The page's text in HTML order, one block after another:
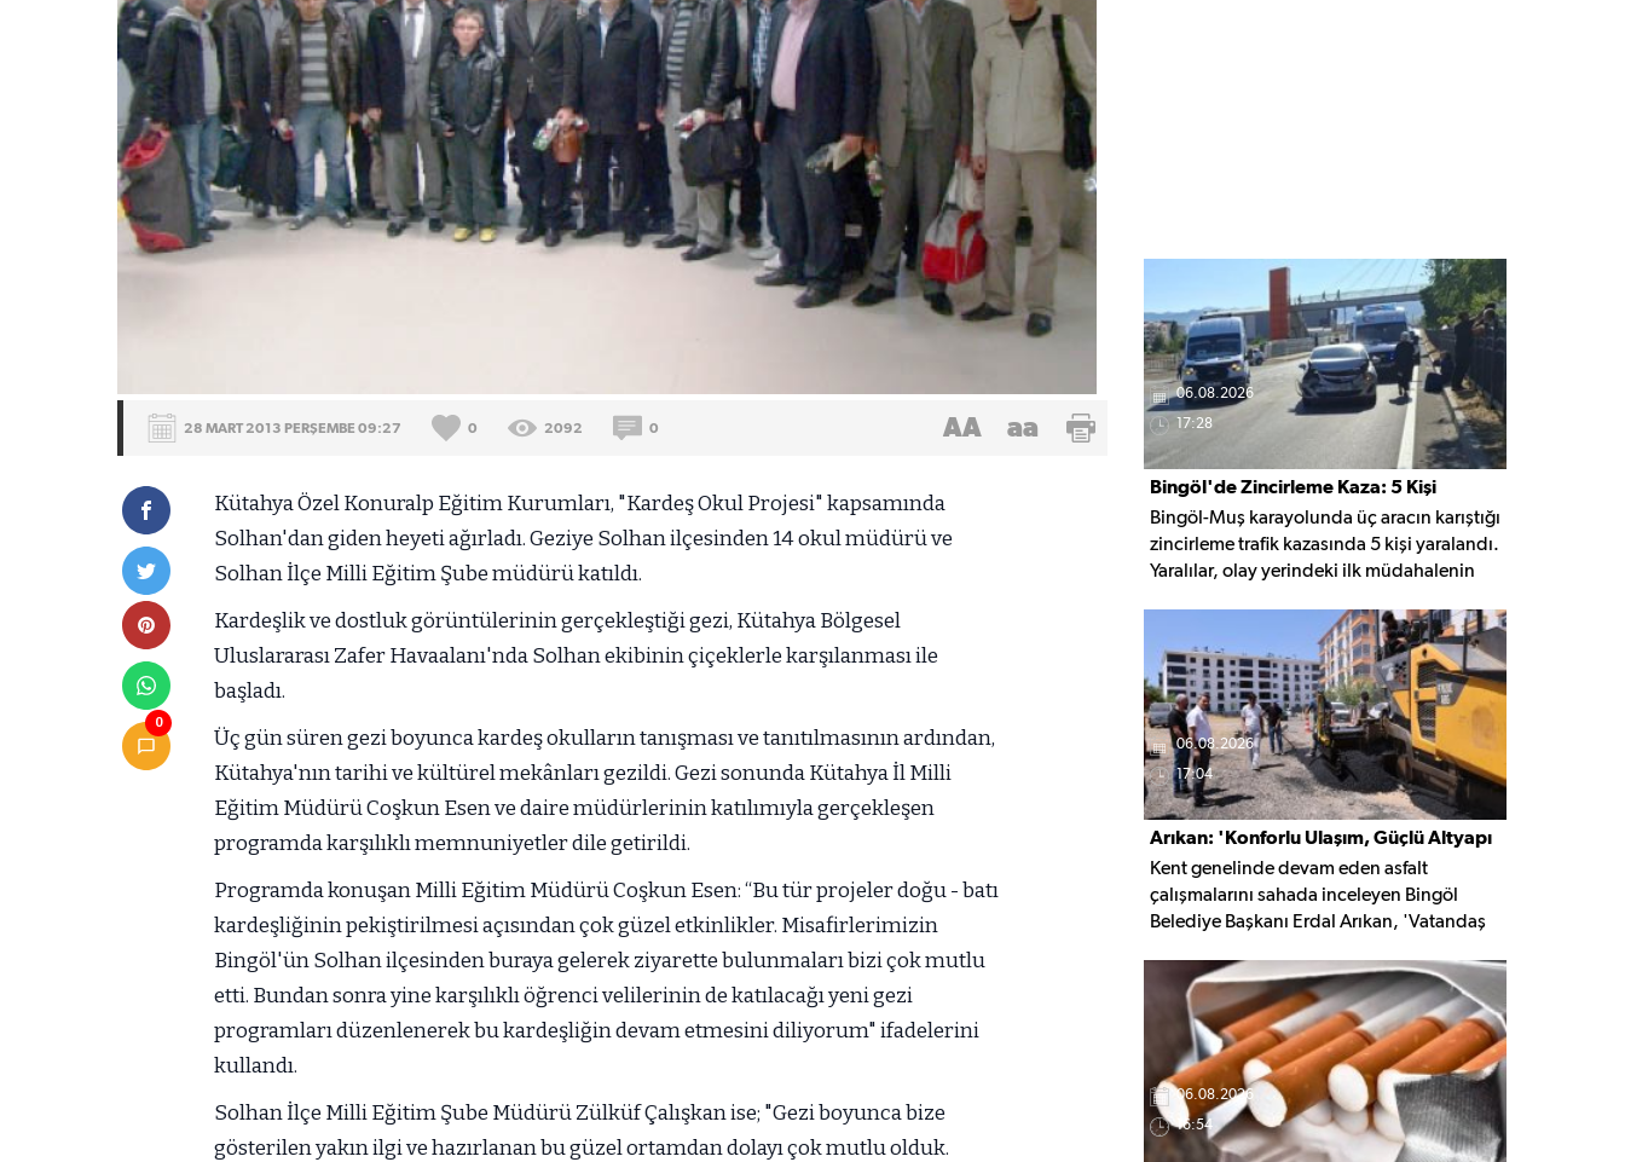
28 MART 2013 PERŞEMBE 09:27 0 2092 0 AA aa
0
Kütahya Özel Konuralp Eğitim Kurumları, "Kardeş Okul Projesi" kapsamında
Solhan'dan giden heyeti ağırladı. Geziye Solhan ilçesinden 14 okul müdürü ve
Solhan İlçe Milli Eğitim Şube müdürü katıldı.
Kardeşlik ve dostluk görüntülerinin gerçekleştiği gezi, Kütahya Bölgesel
Uluslararası Zafer Havaalanı'nda Solhan ekibinin çiçeklerle karşılanması ile
başladı.
Üç gün süren gezi boyunca kardeş okulların tanışması ve tanıtılmasının ardından,
Kütahya'nın tarihi ve kültürel mekânları gezildi. Gezi sonunda Kütahya İl Milli
Eğitim Müdürü Coşkun Esen ve daire müdürlerinin katılımıyla gerçekleşen
programda karşılıklı memnuniyetler dile getirildi.
Programda konuşan Milli Eğitim Müdürü Coşkun Esen: “Bu tür projeler doğu - batı
kardeşliğinin pekiştirilmesi açısından çok güzel etkinlikler. Misafirlerimizin
Bingöl'ün Solhan ilçesinden buraya gelerek ziyarette bulunmaları bizi çok mutlu
etti. Bundan sonra yine karşılıklı öğrenci velilerinin de katılacağı yeni gezi
programları düzenlenerek bu kardeşliğin devam etmesini diliyorum" ifadelerini
kullandı.
Solhan İlçe Milli Eğitim Şube Müdürü Zülküf Çalışkan ise; "Gezi boyunca bize
gösterilen yakın ilgi ve hazırlanan bu güzel ortamdan dolayı çok mutlu olduk.
06.08.2026
17:28
Bingöl'de Zincirleme Kaza: 5 Kişi
Yaralandı
Bingöl-Muş karayolunda üç aracın karıştığı
zincirleme trafik kazasında 5 kişi yaralandı.
Yaralılar, olay yerindeki ilk müdahalenin
06.08.2026
17:04
Arıkan: 'Konforlu Ulaşım, Güçlü Altyapı
İçin Çalışıyoruz'
Kent genelinde devam eden asfalt
çalışmalarını sahada inceleyen Bingöl
Belediye Başkanı Erdal Arıkan, 'Vatandaş
hayatına kattığı konforu hatırlar' diyerek,
ulaşım yatırımlarında kalıcı ve güvenli
çözümleri öncelediklerini söyledi. Arıkan,
bu sezon yaklaşık 40 bin ton asfalt serimi
gerçekleştirileceğini belirtti.
06.08.2026
16:54